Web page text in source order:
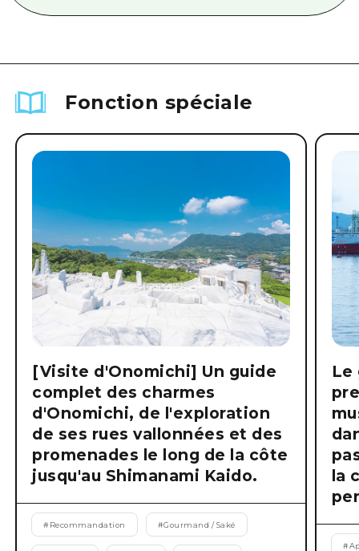
Fonction spéciale
[Visite d'Onomichi] Un guide
complet des charmes
d'Onomichi, de l'exploration
de ses rues vallonnées et des
promenades le long de la côte
jusqu'au Shimanami Kaido.
# Recommandation #Gourmand / Saké
Le
la
#